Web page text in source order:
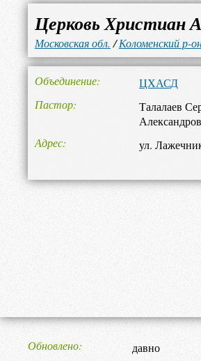
Церковь Христиан
Московская обл. /Коломенский р-
Объединение
ЦХАСД
Пастор
Талалаев
Адрес
ул.
Обновлено
давно